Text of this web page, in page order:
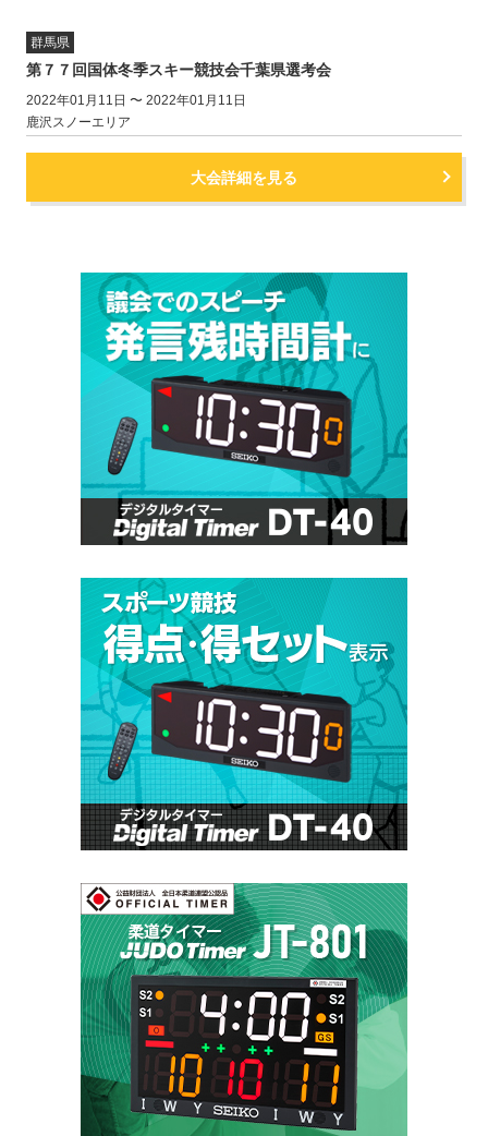
群馬県
第７７回国体冬季スキー競技会千葉県選考会
2022年01月11日 〜 2022年01月11日
鹿沢スノーエリア
大会詳細を見る